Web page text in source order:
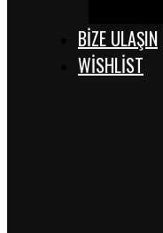
BİZE ULAŞIN
WISHLIST